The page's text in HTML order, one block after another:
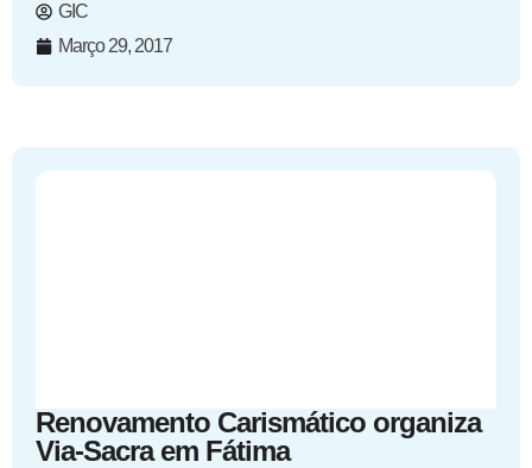
GIC
Março 29, 2017
Renovamento Carismático organiza
Via-Sacra em Fátima